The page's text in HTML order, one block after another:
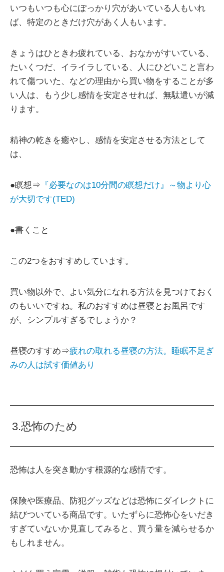
いつもいつも心にぽっかり穴があいている人もいれ
ば、特定のときだけ穴があく人もいます。
きょうはひときわ疲れている、おなかがすいている、
たいくつだ、イライラしている、人にひどいこと言わ
れて傷ついた、などの理由から買い物をすることが多
い人は、もう少し感情を安定させれば、無駄遣いが減
ります。
精神の乾きを癒やし、感情を安定させる方法として
は、
●瞑想⇒ 『必要なのは10分間の瞑想だけ』～物より心
が大切です(TED)
●書くこと
この2つをおすすめしています。
買い物以外で、よい気分になれる方法を見つけておく
のもいいですね。私のおすすめは昼寝とお風呂です
が、シンプルすぎるでしょうか？
昼寝のすすめ⇒疲れの取れる昼寝の方法。睡眠不足ぎ
みの人は試す価値あり
3.恐怖のため
恐怖は人を突き動かす根源的な感情です。
保険や医療品、防犯グッズなどは恐怖にダイレクトに
結びついている商品です。いたずらに恐怖心をいだき
すぎていないか見直してみると、買う量を減らせるか
もしれません。